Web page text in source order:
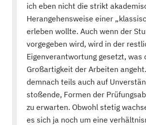
ich eben nicht die strikt
Herangehensweise einer
erleben wollte. Auch wenn der
vorgegeben wird, wird in der
Eigenverantwortung gesetzt, was
Großartigkeit der Arbeiten
demnach teils auch auf
stoßende, Formen der
zu erwarten. Obwohl stetig
es sich ja noch um eine